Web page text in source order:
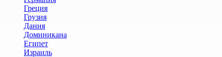
Греция
Грузия
Дания
Доминикана
Египет
Израиль